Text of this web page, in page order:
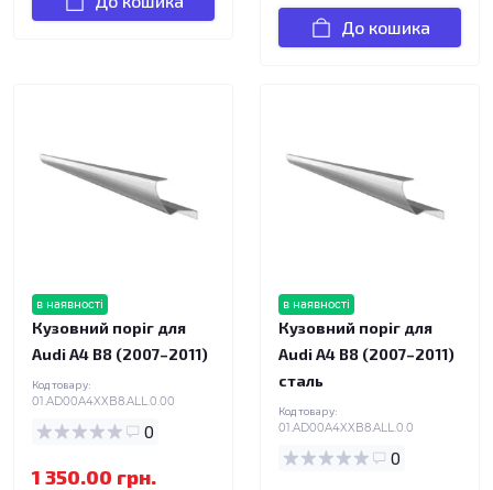
До кошика
в наявності
Кузовний поріг для
Audi A4 B8 (2007–2011)
Код товару:
01.AD00A4XXB8.ALL.0.00
0
1 350.00 грн.
в наявності
Кузовний поріг для
Audi A4 B8 (2007–2011)
сталь
Код товару:
01.AD00A4XXB8.ALL.0.0
0